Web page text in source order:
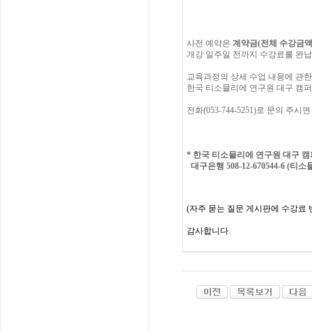
사전 예약은 계약금(전체 수강금
개강 일주일 전까지 수강료를 완
교육과정의 상세 수업 내용에 관한
한국 티소믈리에 연구원 대구 캠
전화(053-744-5251)로 문의 주시면
* 한국 티소믈리에 연구원 대구
대구은행 508-12-670544-6 (티소
(자주 묻는 질문 게시판에 수강료
감사합니다.